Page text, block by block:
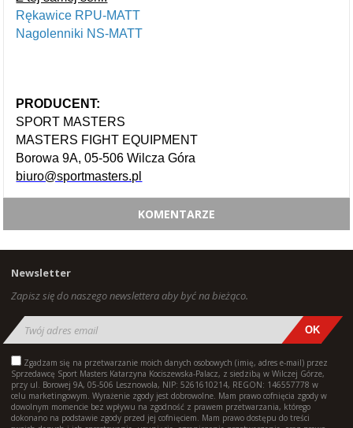
Rękawice RPU-MATT
Nagolenniki NS-MATT
PRODUCENT:
SPORT MASTERS
MASTERS FIGHT EQUIPMENT
Borowa 9A, 05-506 Wilcza Góra
biuro@sportmasters.pl
KOMENTARZE
Newsletter
Zapisz się do naszego newslettera aby być na bieżąco.
Zgadzam się na przetwarzanie moich danych osobowych (imię, adres e-mail) przez
Sprzedawcę Sport Masters Katarzyna Kociszewska-Palacz, z siedzibą w Wilczej Górze,
przy ul. Borowej 9A, 05-506 Lesznowola, NIP: 5261610214, REGON: 146557778 w
celu marketingowym. Wyrażenie zgody jest dobrowolne. Mam prawo cofnięcia zgody w
dowolnym momencie bez wpływu na zgodność z prawem przetwarzania, którego
dokonano na podstawie zgody przed jej cofnięciem. Mam prawo dostępu do treści